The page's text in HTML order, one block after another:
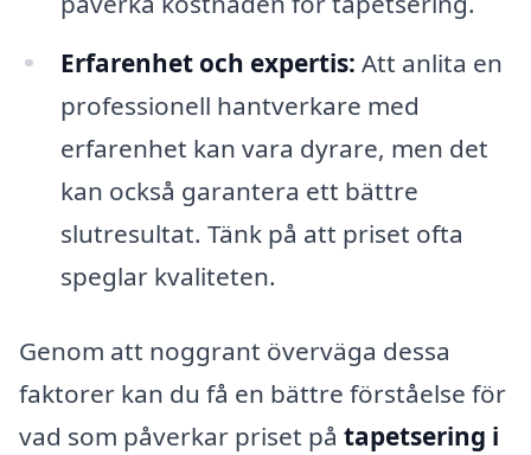
Erfarenhet och expertis: Att anlita en
professionell hantverkare med
erfarenhet kan vara dyrare, men det
kan också garantera ett bättre
slutresultat. Tänk på att priset ofta
speglar kvaliteten.
Genom att noggrant överväga dessa
faktorer kan du få en bättre förståelse för
vad som påverkar priset på tapetsering i